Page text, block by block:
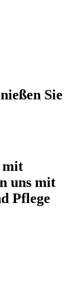
Sie
mit
uns mit
Pflege